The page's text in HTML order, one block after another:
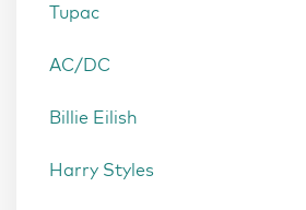
Tupac
AC/DC
Billie Eilish
Harry Styles